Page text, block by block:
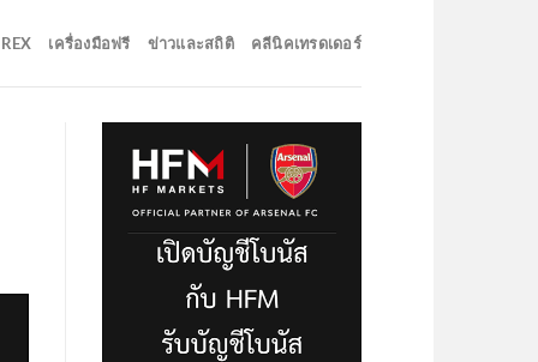
เครื่องมือฟรี ข่าวและสถิติ คลีนิคเทรดเดอร์